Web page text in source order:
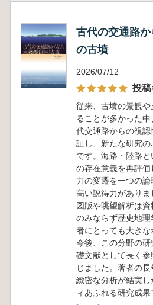
古代の交通路
の古墳
2026/07/12
投稿
従来、古墳の景観
ることが多かった
代交通路からの視
証し、新たな研究
です。海路・陸路
の存在意義を再評
力の変遷を一つの
高い説得力があり
図版や眺望解析は
のみならず歴史地
者にとっても大きな
今後、この分野の
礎文献として長く
じました。著者の
緻密な分析が結実
ィあふれる研究成果